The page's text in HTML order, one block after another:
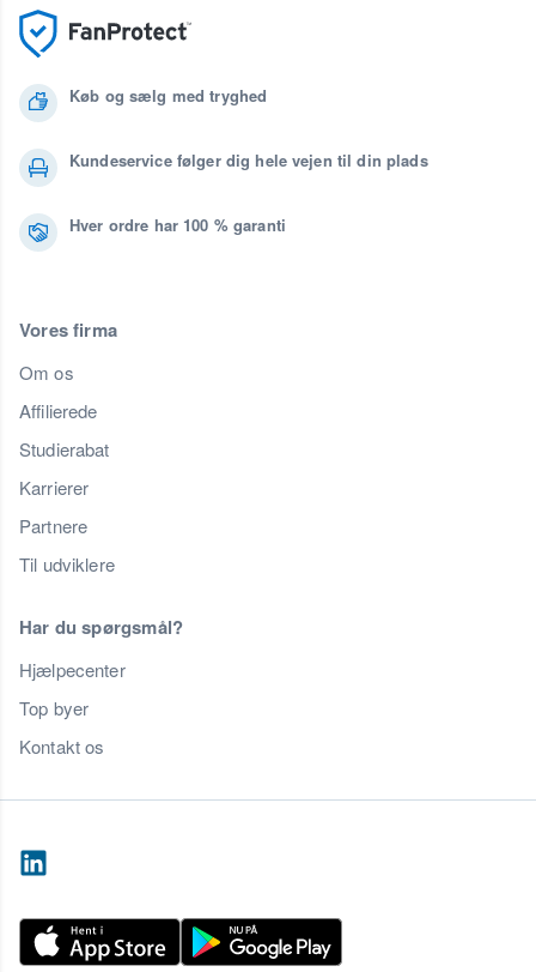
Køb og sælg med tryghed
Kundeservice følger dig hele vejen til din plads
Hver ordre har 100 % garanti
Vores firma
Om os
Affilierede
Studierabat
Karrierer
Partnere
Til udviklere
Har du spørgsmål?
Hjælpecenter
Top byer
Kontakt os